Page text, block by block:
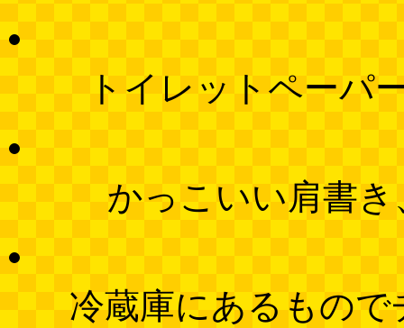
トイレットペーパ
かっこいい肩書
冷蔵庫にあるもの